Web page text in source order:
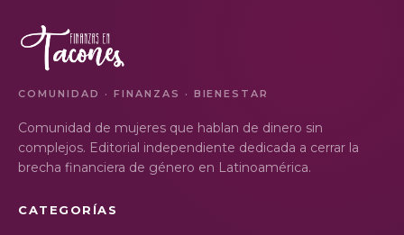
COMUNIDAD · FINANZAS · BIENESTAR
Comunidad de mujeres que hablan de dinero sin
complejos. Editorial independiente dedicada a cerrar la
brecha financiera de género en Latinoamérica.
CATEGORÍAS